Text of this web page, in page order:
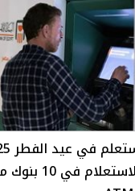
رسوم السحب